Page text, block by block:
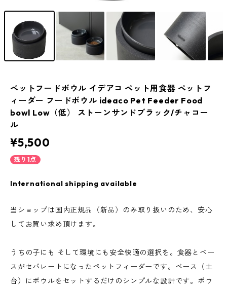
ペットフードボウル イデアコ ペット用食器 ペットフ
ィーダー フードボウル ideaco Pet Feeder Food
bowl Low（低） ストーンサンドブラック/チャコー
ル
¥5,500
残り1点
International shipping available
当ショップは国内正規品（新品）のみ取り扱いのため、安心
してお買い求め頂けます。
うちの子にも そして環境にも安全快適の選択を。食器とベー
スがセパレートになったペットフィーダーです。ベース（土
台）にボウルをセットするだけのシンプルな設計です。ボウ